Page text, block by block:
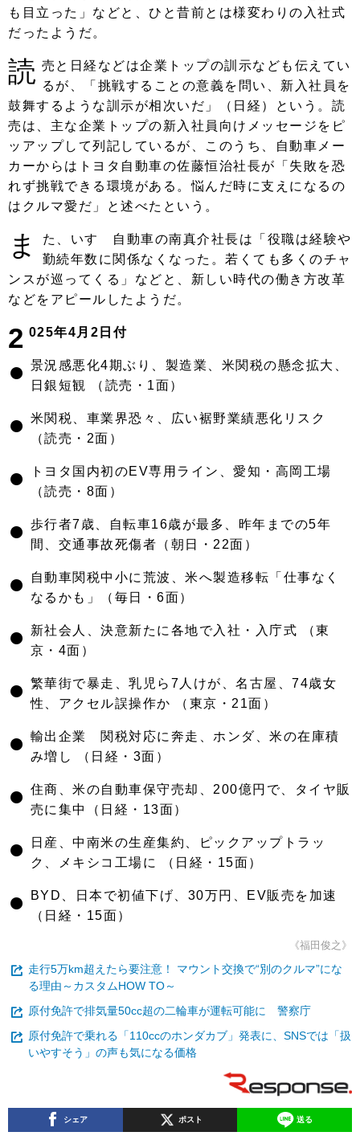
も目立った」などと、ひと昔前とは様変わりの入社式
だったようだ。
読 売と日経などは企業トップの訓示なども伝えてい
るが、「挑戦することの意義を問い、新入社員を
鼓舞するような訓示が相次いだ」（日経）という。読
売は、主な企業トップの新入社員向けメッセージをピ
ッアップして列記しているが、このうち、自動車メー
カーからはトヨタ自動車の佐藤恒治社長が「失敗を恐
れず挑戦できる環境がある。悩んだ時に支えになるの
はクルマ愛だ」と述べたという。
ま
た、いすゞ自動車の南真介社長は「役職は経験や
勤続年数に関係なくなった。若くても多くのチャ
ンスが巡ってくる」などと、新しい時代の働き方改革
などをアピールしたようだ。
2 025年4月2日付
● 景況感悪化4期ぶり、製造業、米関税の懸念拡大、
日銀短観 （読売・1面）
● 米関税、車業界恐々、広い裾野業績悪化リスク
（読売・2面）
●
トヨタ国内初のEV専用ライン、愛知・高岡工場
（読売・8面）
● 歩行者7歳、自転車16歳が最多、昨年までの5年
間、交通事故死傷者（朝日・22面）
●
自動車関税中小に荒波、米へ製造移転「仕事なく
なるかも」（毎日・6面）
●
新社会人、決意新たに各地で入社・入庁式 （東
京・4面）
● 繁華街で暴走、乳児ら7人けが、名古屋、74歳女
性、アクセル誤操作か （東京・21面）
● 輸出企業 関税対応に奔走、ホンダ、米の在庫積
み増し （日経・3面）
● 住商、米の自動車保守売却、200億円で、タイヤ販
売に集中（日経・13面）
●
日産、中南米の生産集約、ピックアップトラッ
ク、メキシコ工場に （日経・15面）
●
BYD、日本で初値下げ、30万円、EV販売を加速
（日経・15面）
《福田俊之》
走行5万km超えたら要注意！ マウント交換で“別のクルマ”にな
る理由～カスタムHOW TO～
原付免許で排気量50cc超の二輪車が運転可能に 警察庁
原付免許で乗れる「110ccのホンダカブ」発表に、SNSでは「扱
いやすそう」の声も気になる価格
シェア ポスト 送る